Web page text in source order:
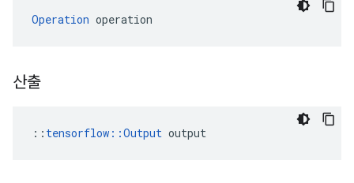
Operation operation
산출
:: tensorflow::Output output